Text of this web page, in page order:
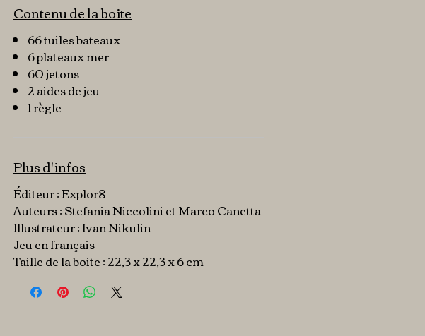
Contenu de la boite
66 tuiles bateaux
6 plateaux mer
60 jetons
2 aides de jeu
1 règle
Plus d'infos
Éditeur :Explor8
Auteurs : Stefania Niccolini et Marco Canetta
Illustrateur : Ivan Nikulin
Jeu en français
Taille de la boite : 22,3 x 22,3 x 6 cm